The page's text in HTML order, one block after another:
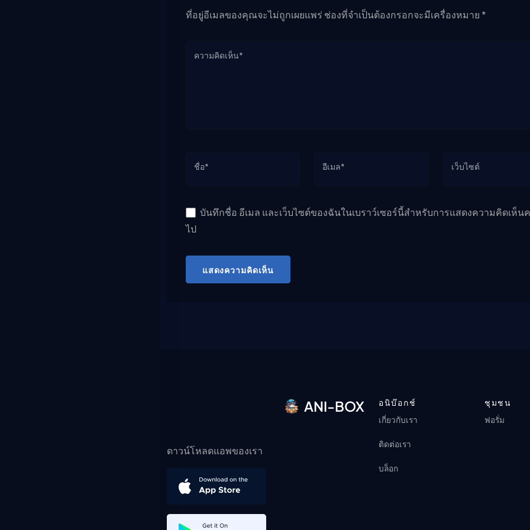
ที่อยู่อีเมลของคุณจะไม่ถูกเผยแพร่ ช่องที่จำเป็นต้องกรอกจะมีเครื่องหมาย *
ความคิดเห็น*
ชื่อ* อีเมล* เว็บไซต์
บันทึกชื่อ อีเมล และเว็บไซต์ของฉันในเบราว์เซอร์นี้สำหรับการแสดงความคิดเห็น
ไป
แสดงความคิดเห็น
ANI-BOX
ดาวน์โหลดแอพของเรา
อนิบ๊อกช์
เกี่ยวกับเรา
ติดต่อเรา
บล็อก
ชุมชน
ฟอรั่ม